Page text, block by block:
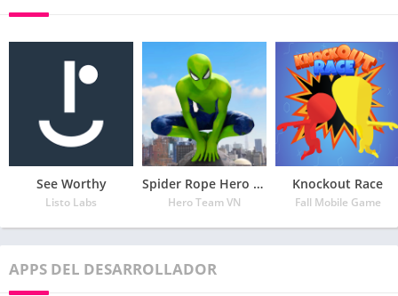
See Worthy
Listo Labs
Spider Rope Hero – Vegas Crime city
Hero Team VN
Knockout Race
Fall Mobile Game
APPS DEL DESARROLLADOR